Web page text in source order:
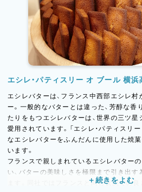
エシレ・パティスリー オ ブール 横
エシレバターは、フランス中西部エシレ村
ー。一般的なバターとは違った、芳醇な香
たりをもつエシレバターは、世界の三ツ星
愛用されています。「エシレ・パティスリ
なエシレバターをふんだんに使用した焼菓
います。
フランスで親しまれているエシレバター
い、バターの美味しさを極限まで引き出す
ます。同社ではフランスと同じ状態での